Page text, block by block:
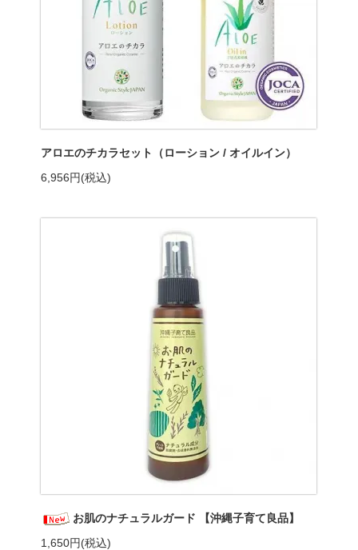
アロエのチカラセット（ローション / オイルイン）
6,956円(税込)
お肌のナチュラルガード 【沖縄子育て良品】
1,650円(税込)